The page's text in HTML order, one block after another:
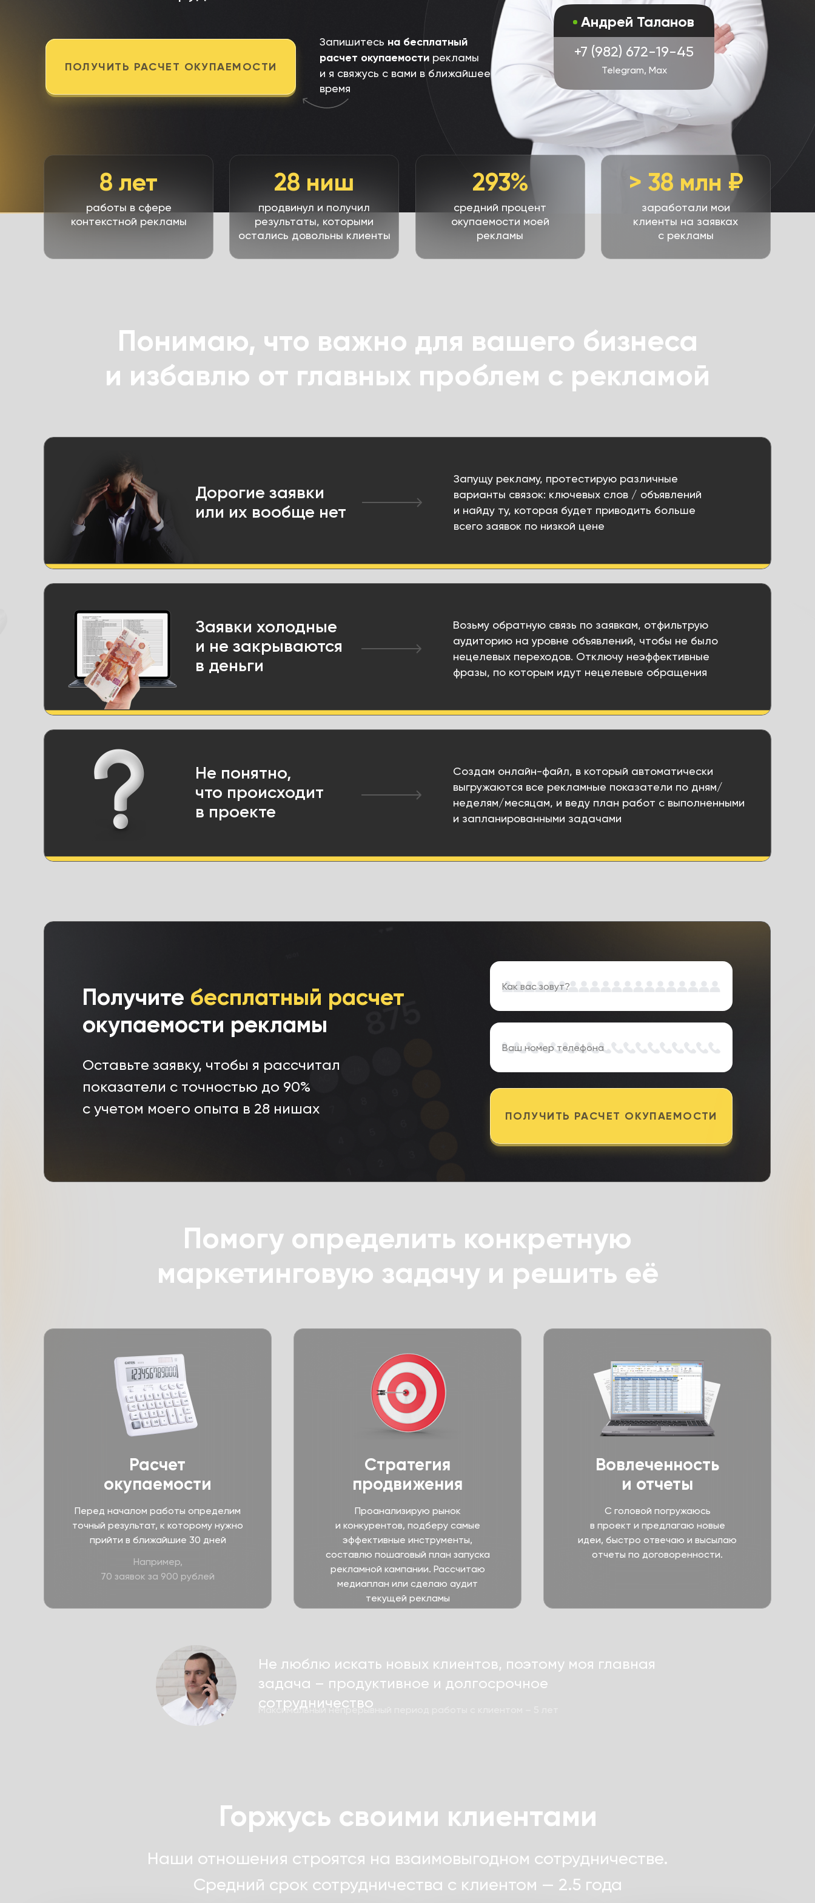
Запишитесь на бесплатный
расчет окупаемости рекламы
и я свяжусь с вами в ближайшее
время
Андрей Таланов
+7 (982) 672-19-45
Telegram, Max
ПОЛУЧИТЬ РАСЧЕТ ОКУПАЕМОСТИ
Понимаю, что важно для вашего бизнеса
и избавлю от главных проблем с рекламой
Дорогие заявки
или их вообще нет
Запущу рекламу, протестирую различные
варианты связок: ключевых слов / объявлений
и найду ту, которая будет приводить больше
всего заявок по низкой цене
8 лет
работы в сфере
контекстной рекламы
28 ниш
продвинул и получил
результаты, которыми
остались довольны клиенты
293% > 38 млн ₽
средний процент
окупаемости моей
рекламы
заработали мои
клиенты на заявках
с рекламы
Заявки холодные
и не закрываются
в деньги
Возьму обратную связь по заявкам, отфильтрую
аудиторию на уровне объявлений, чтобы не было
нецелевых переходов. Отключу неэффективные
фразы, по которым идут нецелевые обращения
Не понятно,
что происходит
в проекте
Создам онлайн-файл, в который автоматически
выгружаются все рекламные показатели по дням/
неделям/месяцам, и веду план работ с выполненными
и запланированными задачами
Получите бесплатный расчет
окупаемости рекламы
Оставьте заявку, чтобы я рассчитал
показатели с точностью до 90%
с учетом моего опыта в 28 нишах
ПОЛУЧИТЬ РАСЧЕТ ОКУПАЕМОСТИ
Помогу определить конкретную
маркетинговую задачу и решить её
Расчет
окупаемости
Стратегия
продвижения
Вовлеченность
и отчеты
Перед началом работы определим
точный результат, к которому нужно
прийти в ближайшие 30 дней
Проанализирую рынок
и конкурентов, подберу самые
эффективные инструменты,
составлю пошаговый план запуска
рекламной кампании. Рассчитаю
медиаплан или сделаю аудит
текущей рекламы
С головой погружаюсь
в проект и предлагаю новые
идеи, быстро отвечаю и высылаю
отчеты по договоренности.
Например,
70 заявок за 900 рублей
Не люблю искать новых клиентов, поэтому моя главная
задача – продуктивное и долгосрочное
сотрудничество
Максимальный непрерывный период работы с клиентом – 5 лет
Горжусь своими клиентами
Наши отношения строятся на взаимовыгодном сотрудничестве.
Средний срок сотрудничества с клиентом — 2.5 года